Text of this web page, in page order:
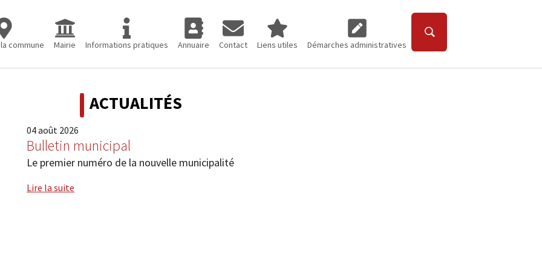
commune
for "Découvrir la commune"
Mairie
Submenu for "Mairie"
Informations pratiques
Submenu for "Informations pratiques"
Annuaire
Submenu for "Annuaire"
Contact
Submenu for "Contact"
Liens utiles
Submenu for "Liens utiles"
Démarches administratives
Submenu for "Démarches administratives"
ACTUALITÉS
04août 2026
Bulletin municipal
Le premier numéro de la nouvelle municipalité
Lire la suite